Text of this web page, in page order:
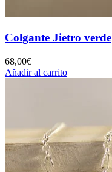
Colgante Jietro verde
68,00€
Añadir al carrito